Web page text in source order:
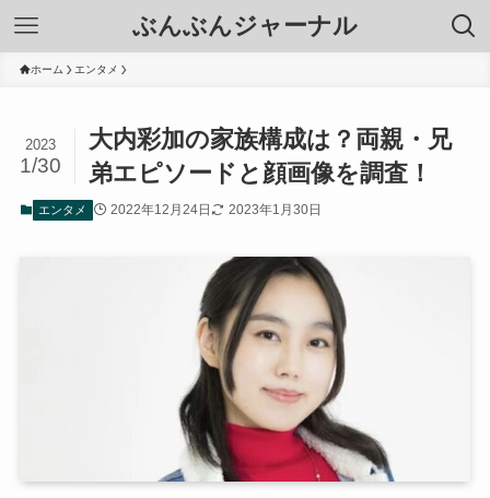
ぶんぶんジャーナル
ホーム エンタメ
大内彩加の家族構成は？両親・兄
弟エピソードと顔画像を調査！
2023
1/30
エンタメ 2022年12月24日 2023年1月30日